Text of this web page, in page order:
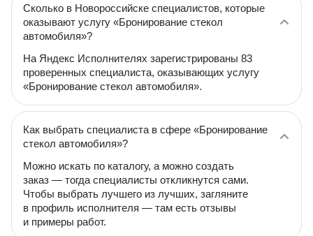
Сколько в Новороссийске специалистов, которые
оказывают услугу «Бронирование стекол
автомобиля»?
На Яндекс Исполнителях зарегистрированы 83
проверенных специалиста, оказывающих услугу
«Бронирование стекол автомобиля».
Как выбрать специалиста в сфере «Бронирование
стекол автомобиля»?
Можно искать по каталогу, а можно создать
заказ — тогда специалисты откликнутся сами.
Чтобы выбрать лучшего из лучших, загляните
в профиль исполнителя — там есть отзывы
и примеры работ.